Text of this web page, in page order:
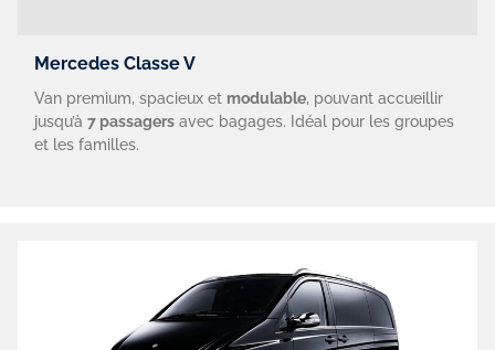
Mercedes Classe V
Van premium, spacieux et modulable, pouvant accueillir
jusqu’à 7 passagersavec bagages. Idéal pour les groupes
et les familles.